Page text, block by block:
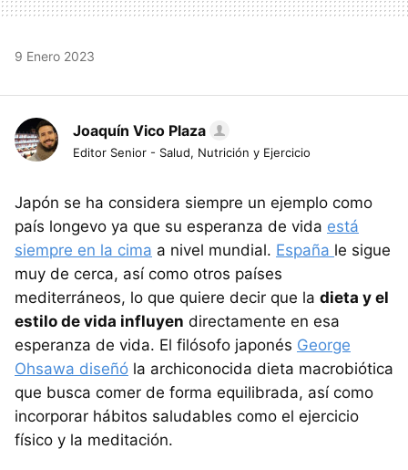
9 Enero 2023
Joaquín Vico Plaza
Editor Senior - Salud, Nutrición y Ejercicio
Japón se ha considera siempre un ejemplo como
país longevo ya que su esperanza de vida está
siempre en la cima a nivel mundial. España le sigue
muy de cerca, así como otros países
mediterráneos, lo que quiere decir que la dieta y el
estilo de vida influyen directamente en esa
esperanza de vida. El filósofo japonés George
Ohsawa diseñó la archiconocida dieta macrobiótica
que busca comer de forma equilibrada, así como
incorporar hábitos saludables como el ejercicio
físico y la meditación.